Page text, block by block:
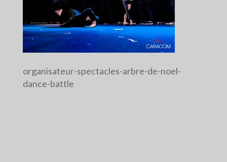
organisateur-spectacles-arbre-de-noel-
dance-battle